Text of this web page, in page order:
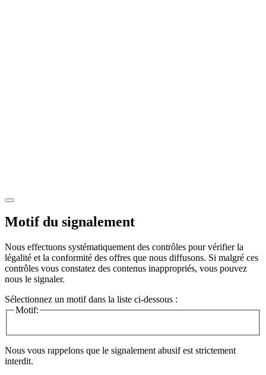
Motif du signalement
Nous effectuons systématiquement des contrôles pour vérifier la
légalité et la conformité des offres que nous diffusons. Si malgré ces
contrôles vous constatez des contenus inappropriés, vous pouvez
nous le signaler.
Sélectionnez un motif dans la liste ci-dessous :
Motif:
Nous vous rappelons que le signalement abusif est strictement
interdit.